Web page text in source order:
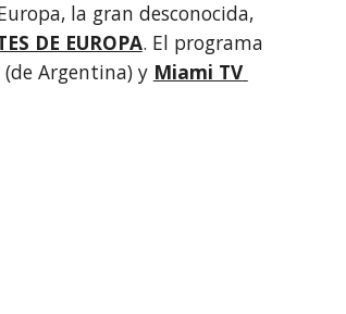
la gran desconocida,
DE EUROPA. El programa
(de Argentina) y Miami TV